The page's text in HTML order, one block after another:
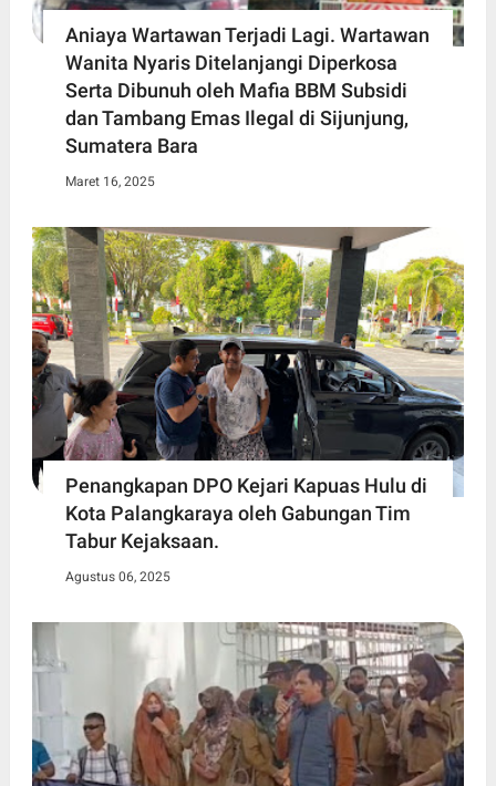
Aniaya Wartawan Terjadi Lagi. Wartawan
Wanita Nyaris Ditelanjangi Diperkosa
Serta Dibunuh oleh Mafia BBM Subsidi
dan Tambang Emas Ilegal di Sijunjung,
Sumatera Bara
Maret 16, 2025
Penangkapan DPO Kejari Kapuas Hulu di
Kota Palangkaraya oleh Gabungan Tim
Tabur Kejaksaan.
Agustus 06, 2025